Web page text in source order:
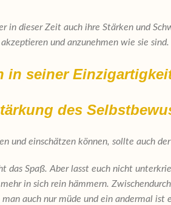
in dieser Zeit auch ihre Stärken und
und anzunehmen wie sie sind.
in seiner
des
und einschätzen können, sollte auch
Spaß. Aber lasst euch nicht
in sich rein hämmern.
man auch nur müde und ein andermal